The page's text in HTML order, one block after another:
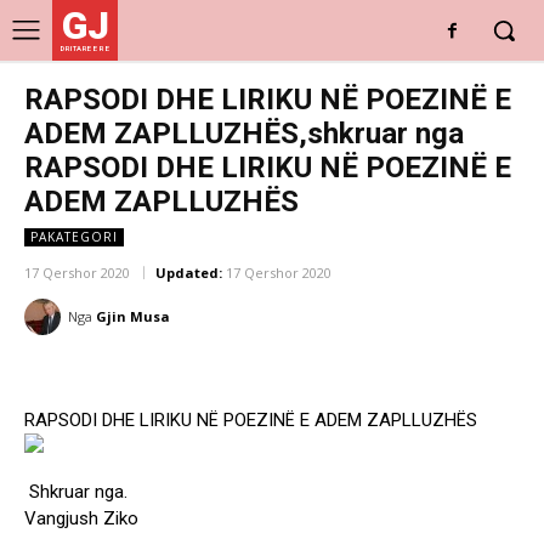
GJ
DRITARE E RE
RAPSODI DHE LIRIKU NË POEZINË E
ADEM ZAPLLUZHËS,shkruar nga
RAPSODI DHE LIRIKU NË POEZINË E
ADEM ZAPLLUZHËS
PAKATEGORI
17 Qershor 2020 Updated: 17 Qershor 2020
Nga Gjin Musa
RAPSODI DHE LIRIKU NË POEZINË E ADEM ZAPLLUZHËS
Shkruar nga.
Vangjush Ziko